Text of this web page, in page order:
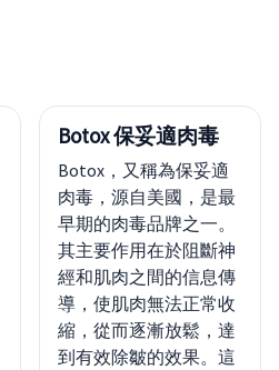
Botox 保妥適肉毒
Botox，又稱為保妥適
肉毒，源自美國，是最
早期的肉毒品牌之一。
其主要作用在於阻斷神
經和肌肉之間的信息傳
導，使肌肉無法正常收
縮，從而逐漸放鬆，達
到有效除皺的效果。這